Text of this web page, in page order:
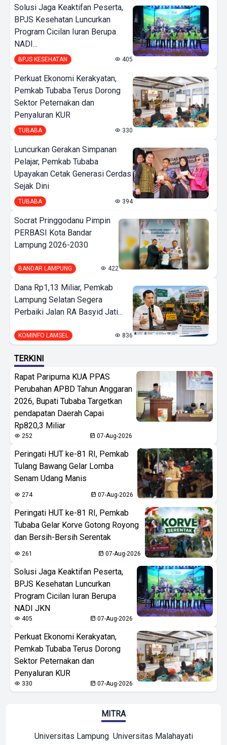
Solusi Jaga Keaktifan Peserta,
BPJS Kesehatan Luncurkan
Program Cicilan Iuran Berupa
NADI...
BPJS KESEHATAN 405
Perkuat Ekonomi Kerakyatan,
Pemkab Tubaba Terus Dorong
Sektor Peternakan dan
Penyaluran KUR
TUBABA 330
Luncurkan Gerakan Simpanan
Pelajar, Pemkab Tubaba
Upayakan Cetak Generasi Cerdas
Sejak Dini
TUBABA 394
Socrat Pringgodanu Pimpin
PERBASI Kota Bandar
Lampung 2026-2030
BANDAR LAMPUNG 422
Dana Rp1,13 Miliar, Pemkab
Lampung Selatan Segera
Perbaiki Jalan RA Basyid Jati...
KOMINFO LAMSEL 836
TERKINI
Rapat Paripurna KUA PPAS
Perubahan APBD Tahun Anggaran
2026, Bupati Tubaba Targetkan
pendapatan Daerah Capai
Rp820,3 Miliar
252 07-Aug-2026
Peringati HUT ke-81 RI, Pemkab
Tulang Bawang Gelar Lomba
Senam Udang Manis
274 07-Aug-2026
Peringati HUT ke-81 RI, Pemkab
Tubaba Gelar Korve Gotong Royong
dan Bersih-Bersih Serentak
261 07-Aug-2026
Solusi Jaga Keaktifan Peserta,
BPJS Kesehatan Luncurkan
Program Cicilan Iuran Berupa
NADI JKN
405 07-Aug-2026
Perkuat Ekonomi Kerakyatan,
Pemkab Tubaba Terus Dorong
Sektor Peternakan dan
Penyaluran KUR
330 07-Aug-2026
MITRA
Universitas Lampung Universitas Malahayati